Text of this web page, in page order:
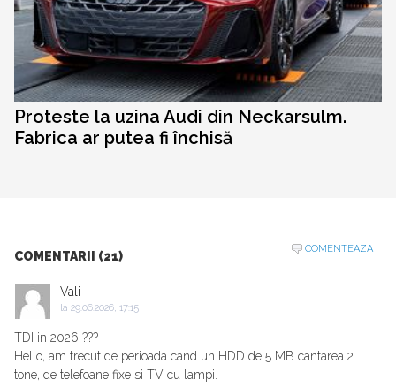
Proteste la uzina Audi din Neckarsulm.
Fabrica ar putea fi închisă
COMENTARII (21)
COMENTEAZA
Vali
la 29.06.2026, 17:15
TDI in 2026 ???
Hello, am trecut de perioada cand un HDD de 5 MB cantarea 2
tone, de telefoane fixe si TV cu lampi.